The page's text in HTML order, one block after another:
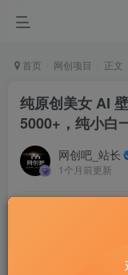
首页 网创项目 正文
纯原创美女 AI
5000+，纯小白
网创吧_站长
1个月前更新